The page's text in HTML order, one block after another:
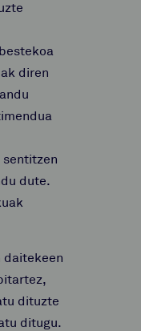
diren
sentitzen
dute.
daitekeen
dituzte
ditugu.